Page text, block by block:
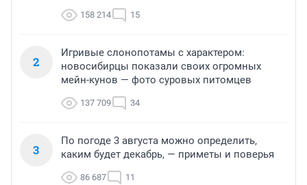
158 214 15
2
Игривые слонопотамы с характером:
новосибирцы показали своих огромных
мейн-кунов — фото суровых питомцев
137 709 34
3
По погоде 3 августа можно определить,
каким будет декабрь, — приметы и поверья
86 687 11